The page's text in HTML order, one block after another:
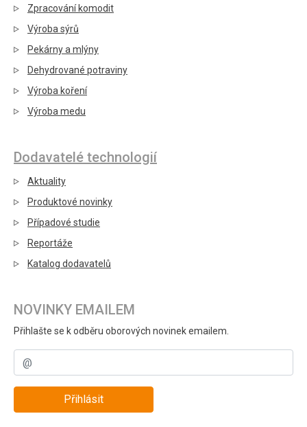
Zpracování komodit
Výroba sýrů
Pekárny a mlýny
Dehydrované potraviny
Výroba koření
Výroba medu
Dodavatelé technologií
Aktuality
Produktové novinky
Případové studie
Reportáže
Katalog dodavatelů
NOVINKY EMAILEM
Přihlašte se k odběru oborových novinek emailem.
Přihlásit